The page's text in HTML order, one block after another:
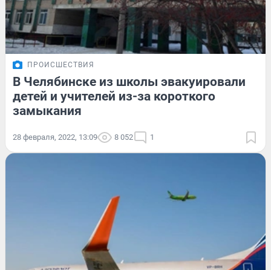
ПРОИСШЕСТВИЯ
В Челябинске из школы эвакуировали
детей и учителей из-за короткого
замыкания
28 февраля, 2022, 13:09 8 052 1